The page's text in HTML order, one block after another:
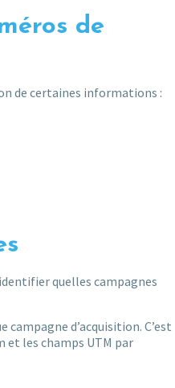
de
de certaines informations :
quelles campagnes
d’acquisition. C’est
et les champs UTM par